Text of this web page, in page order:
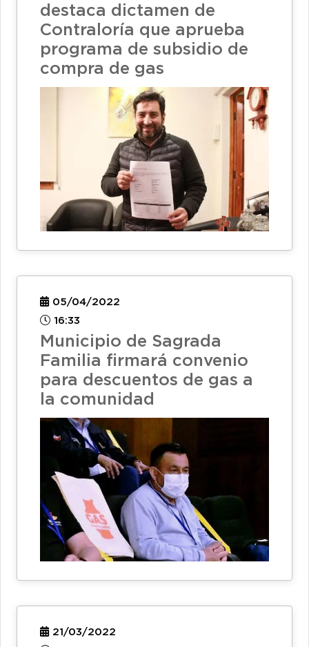
destaca dictamen de
Contraloría que aprueba
programa de subsidio de
compra de gas
05/04/2022
16:33
Municipio de Sagrada
Familia firmará convenio
para descuentos de gas a
la comunidad
21/03/2022